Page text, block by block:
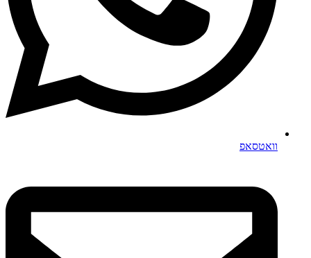
וואטסאפ